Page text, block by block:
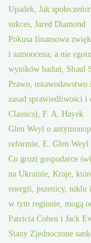
Upadek, Jak
sukces, Jared Diamond
Pokusa finansowa
i samoocena, a nie
wyników badań, Shaul
Prawo,
zasad sprawiedliwości
Classics), F. A. Hayek
Glen Weyl o
reformie, E. Glen Weyl
Co grozi gospodarce
na Ukrainie, Kraje,
energii, pszenicy, niklu
w tym regionie, mogą
Patricia Cohen i Jack
Stany Zjednoczone